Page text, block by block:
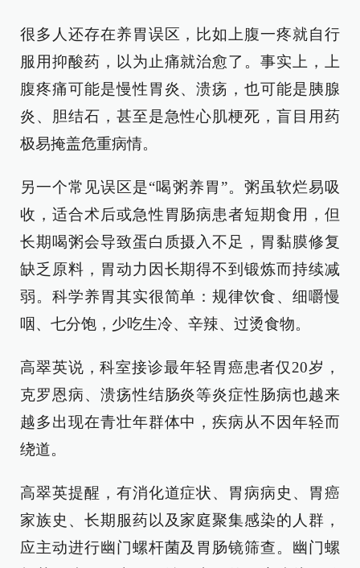
很多人还存在养胃误区，比如上腹一疼就自行
服用抑酸药，以为止痛就治愈了。事实上，上
腹疼痛可能是慢性胃炎、溃疡，也可能是胰腺
炎、胆结石，甚至是急性心肌梗死，盲目用药
极易掩盖危重病情。
另一个常见误区是“喝粥养胃”。粥虽软烂易吸
收，适合术后或急性胃肠病患者短期食用，但
长期喝粥会导致蛋白质摄入不足，胃黏膜修复
缺乏原料，胃动力因长期得不到锻炼而持续减
弱。科学养胃其实很简单：规律饮食、细嚼慢
咽、七分饱，少吃生冷、辛辣、过烫食物。
高翠英说，科室接诊最年轻胃癌患者仅20岁，
克罗恩病、溃疡性结肠炎等炎症性肠病也越来
越多出现在青壮年群体中，疾病从不因年轻而
绕道。
高翠英提醒，有消化道症状、胃病病史、胃癌
家族史、长期服药以及家庭聚集感染的人群，
应主动进行幽门螺杆菌及胃肠镜筛查。幽门螺